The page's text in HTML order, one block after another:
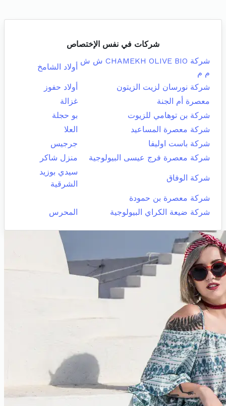
شركات في نفس الإختصاص
شركة CHAMEKH OLIVE BIO ش ش
م م
أولاد الشامخ
شركة نورسان لزيت الزيتون
أولاد حفوز
معصرة أم الجنة
غزالة
شركة بن توهامي للزيوت
بو حجلة
شركة معصرة المساعيد
العلا
شركة باست اوليفا
جرجيس
شركة معصرة فرج عيسى البيولوجية
منزل شاكر
شركة الوفاق
سيدي بوزيد
الشرقية
شركة معصرة بن حمودة
شركة ضيعة الكراي البيولوجية
المحرس